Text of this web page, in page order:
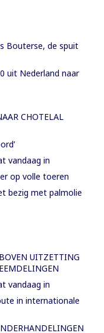
Bouterse, de spuit
uit Nederland naar
CHOTELAL
vandaag in
op volle toeren
bezig met palmolie
UITZETTING
vandaag in
in internationale